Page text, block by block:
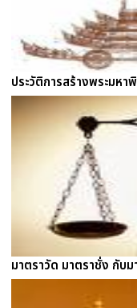
ประวัติการสร้างพระมหา
มาตราวัด มาตราชั่ง กับ